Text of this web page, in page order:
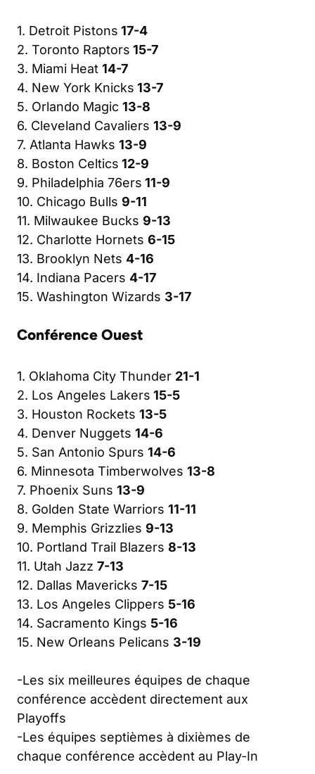
1. Detroit Pistons 17-4
2. Toronto Raptors 15-7
3. Miami Heat 14-7
4. New York Knicks 13-7
5. Orlando Magic 13-8
6. Cleveland Cavaliers 13-9
7. Atlanta Hawks 13-9
8. Boston Celtics 12-9
9. Philadelphia 76ers 11-9
10. Chicago Bulls 9-11
11. Milwaukee Bucks 9-13
12. Charlotte Hornets 6-15
13. Brooklyn Nets 4-16
14. Indiana Pacers 4-17
15. Washington Wizards 3-17
Conférence Ouest
1. Oklahoma City Thunder 21-1
2. Los Angeles Lakers 15-5
3. Houston Rockets 13-5
4. Denver Nuggets 14-6
5. San Antonio Spurs 14-6
6. Minnesota Timberwolves 13-8
7. Phoenix Suns 13-9
8. Golden State Warriors 11-11
9. Memphis Grizzlies 9-13
10. Portland Trail Blazers 8-13
11. Utah Jazz 7-13
12. Dallas Mavericks 7-15
13. Los Angeles Clippers 5-16
14. Sacramento Kings 5-16
15. New Orleans Pelicans 3-19
-Les six meilleures équipes de chaque
conférence accèdent directement aux
Playoffs
-Les équipes septièmes à dixièmes de
chaque conférence accèdent au Play-In